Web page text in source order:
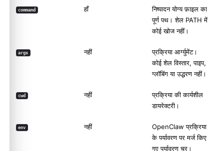
command हाँ
निष्पादन योग्य फ़ाइल का
पूर्ण पथ। शेल PATH में
कोई खोज नहीं।
args नहीं
प्रक्रिया आर्ग्युमेंट।
कोई शेल विस्तार, पाइप,
ग्लॉबिंग या उद्धरण नहीं।
cwd नहीं
प्रक्रिया की कार्यशील
डायरेक्टरी।
env नहीं
OpenClaw प्रक्रिया
के पर्यावरण पर मर्ज किए
गए पर्यावरण चर।